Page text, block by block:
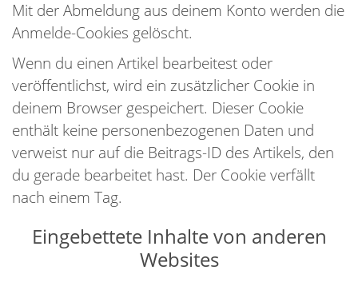
Mit der Abmeldung aus deinem Konto werden die
Anmelde-Cookies gelöscht.
Wenn du einen Artikel bearbeitest oder
veröffentlichst, wird ein zusätzlicher Cookie in
deinem Browser gespeichert. Dieser Cookie
enthält keine personenbezogenen Daten und
verweist nur auf die Beitrags-ID des Artikels, den
du gerade bearbeitet hast. Der Cookie verfällt
nach einem Tag.
Eingebettete Inhalte von anderen
Websites